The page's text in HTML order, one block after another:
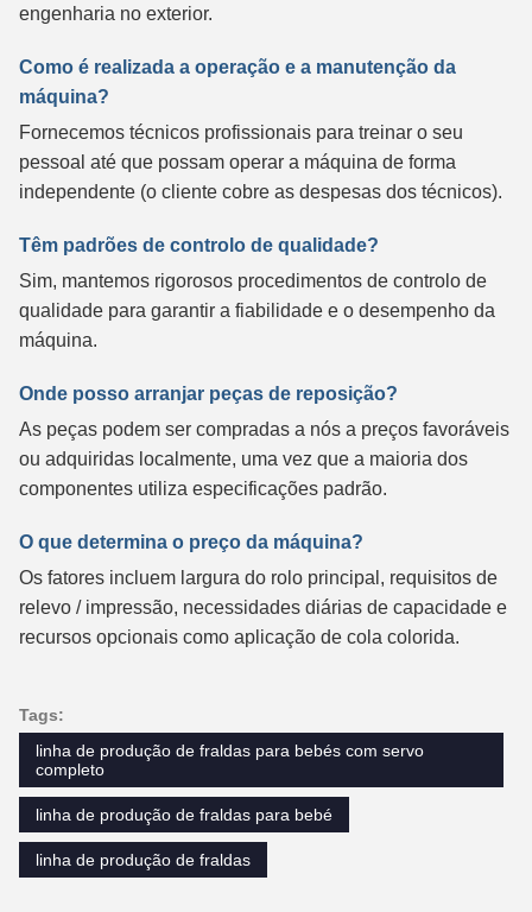
engenharia no exterior.
Como é realizada a operação e a manutenção da
máquina?
Fornecemos técnicos profissionais para treinar o seu
pessoal até que possam operar a máquina de forma
independente (o cliente cobre as despesas dos técnicos).
Têm padrões de controlo de qualidade?
Sim, mantemos rigorosos procedimentos de controlo de
qualidade para garantir a fiabilidade e o desempenho da
máquina.
Onde posso arranjar peças de reposição?
As peças podem ser compradas a nós a preços favoráveis
ou adquiridas localmente, uma vez que a maioria dos
componentes utiliza especificações padrão.
O que determina o preço da máquina?
Os fatores incluem largura do rolo principal, requisitos de
relevo / impressão, necessidades diárias de capacidade e
recursos opcionais como aplicação de cola colorida.
Tags:
linha de produção de fraldas para bebés com servo
completo
linha de produção de fraldas para bebé
linha de produção de fraldas